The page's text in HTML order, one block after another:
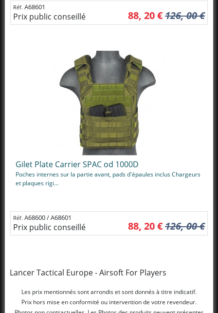
Réf. A68601
Prix public conseillé 126, 00 €
88, 20 €
Gilet Plate Carrier SPAC od 1000D
Poches internes sur la partie avant, pads d'épaules inclus Chargeurs
et plaques rigi...
Réf. A68600 / A68601
Prix public conseillé 126, 00 €
88, 20 €
Lancer Tactical Europe - Airsoft For Players
Les prix mentionnés sont arrondis et sont donnés à titre indicatif.
Prix hors mise en conformité ou intervention de votre revendeur.